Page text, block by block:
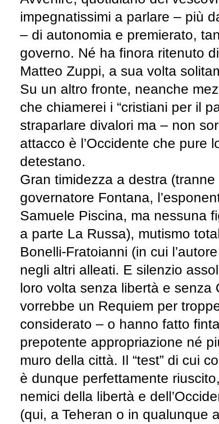
impegnatissimi a parlare – più
– di autonomia e premierato,
governo. Né ha finora ritenuto
Matteo Zuppi, a sua volta
Su un altro fronte, neanche
che chiamerei i “cristiani per il
straparlare divalori ma – non
attacco è l’Occidente che pure
detestano.
Gran timidezza a destra
governatore Fontana,
Samuele Piscina, ma nessuna
a parte La Russa), mutismo
Bonelli-Fratoianni (in cui
negli altri alleati. E silenzio
loro volta senza libertà e senza
vorrebbe un Requiem per
considerato – o hanno fatto
prepotente appropriazione né
muro della città. Il “test” di cui
è dunque perfettamente
nemici della libertà e
(qui, a Teheran o in qualunque